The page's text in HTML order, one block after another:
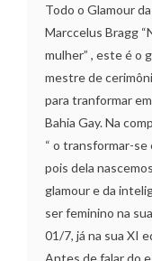
Todo o Glamour
Marccelus Bragg
mulher” , este é o
mestre de
para tranformar
Bahia Gay. Na
“ o transformar-se
pois dela
glamour e da
ser feminino na
01/7, já na sua XI
Antes de falar do